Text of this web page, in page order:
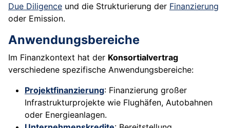
Due Diligence und die Strukturierung der Finanzierung
oder Emission.
Anwendungsbereiche
Im Finanzkontext hat der Konsortialvertrag
verschiedene spezifische Anwendungsbereiche:
Projektfinanzierung: Finanzierung großer
Infrastrukturprojekte wie Flughäfen, Autobahnen
oder Energieanlagen.